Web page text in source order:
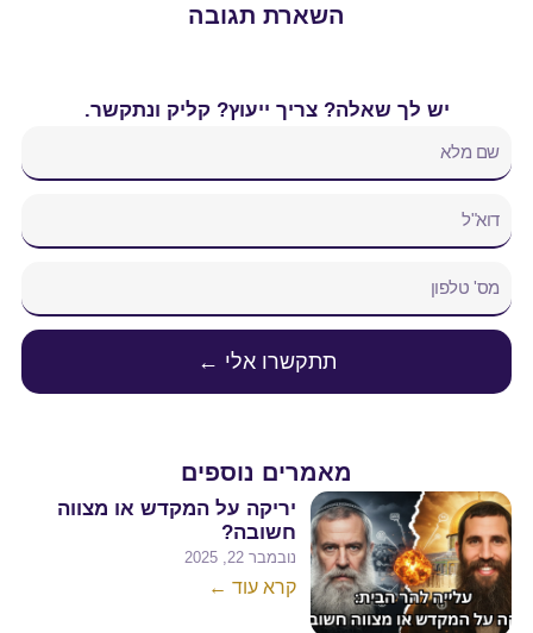
השארת תגובה
יש לך שאלה? צריך ייעוץ? קליק ונתקשר.
תתקשרו אלי ←
מאמרים נוספים
יריקה על המקדש או מצווה
חשובה?
נובמבר 22, 2025
קרא עוד ←